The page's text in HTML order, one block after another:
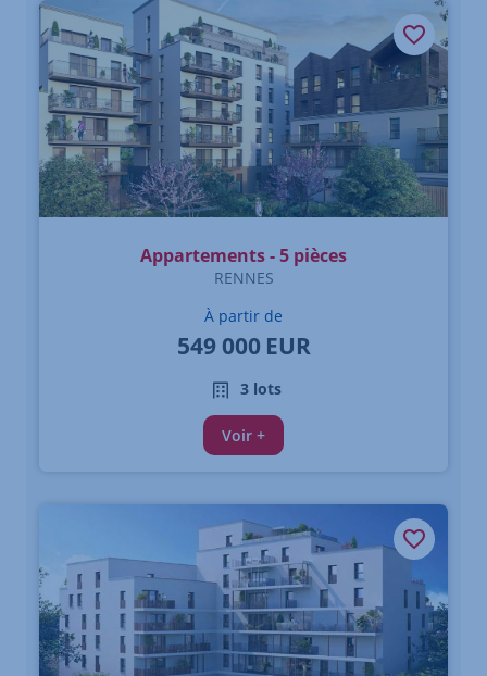
Appartements - 5 pièces
RENNES
À partir de
549 000 EUR
3 lots
Voir +